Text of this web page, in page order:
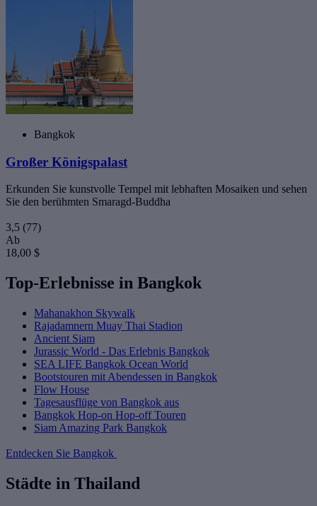
Bangkok
Großer Königspalast
Erkunden Sie kunstvolle Tempel mit lebhaften Mosaiken und sehen
Sie den berühmten Smaragd-Buddha
3,5 (77)
Ab
18,00 $
Top-Erlebnisse in Bangkok
Mahanakhon Skywalk
Rajadamnern Muay Thai Stadion
Ancient Siam
Jurassic World - Das Erlebnis Bangkok
SEA LIFE Bangkok Ocean World
Bootstouren mit Abendessen in Bangkok
Flow House
Tagesausflüge von Bangkok aus
Bangkok Hop-on Hop-off Touren
Siam Amazing Park Bangkok
Entdecken Sie Bangkok
Städte in Thailand